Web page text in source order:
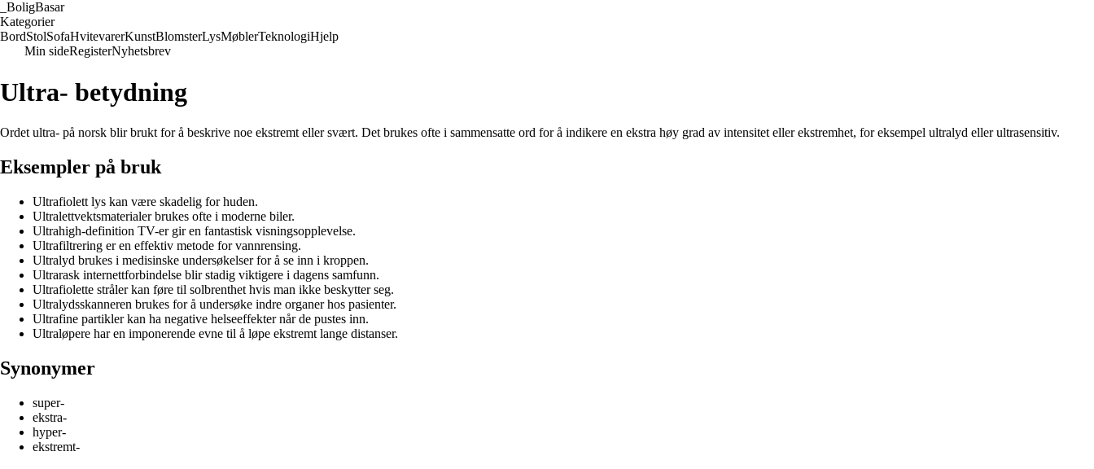
BoligBasar
Kategorier
BordStolSofaHvitevarerKunstBlomsterLysMøblerTeknologiHjelp
Min sideRegisterNyhetsbrev
Ultra- betydning
Ordet ultra- på norsk blir brukt for å beskrive noe ekstremt eller svært. Det brukes ofte i sammensatte ord for å indikere en ekstra høy grad av intensitet eller ekstremhet, for eksempel ultralyd eller ultrasensitiv.
Eksempler på bruk
Ultrafiolett lys kan være skadelig for huden.
Ultralettvektsmaterialer brukes ofte i moderne biler.
Ultrahigh-definition TV-er gir en fantastisk visningsopplevelse.
Ultrafiltrering er en effektiv metode for vannrensing.
Ultralyd brukes i medisinske undersøkelser for å se inn i kroppen.
Ultrarask internettforbindelse blir stadig viktigere i dagens samfunn.
Ultrafiolette stråler kan føre til solbrenthet hvis man ikke beskytter seg.
Ultralydsskanneren brukes for å undersøke indre organer hos pasienter.
Ultrafine partikler kan ha negative helseeffekter når de pustes inn.
Ultraløpere har en imponerende evne til å løpe ekstremt lange distanser.
Synonymer
super-
ekstra-
hyper-
ekstremt-